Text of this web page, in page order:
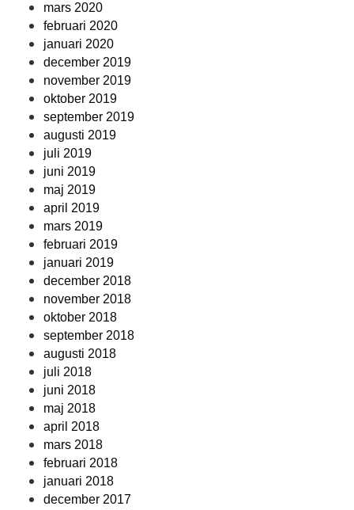
mars 2020
februari 2020
januari 2020
december 2019
november 2019
oktober 2019
september 2019
augusti 2019
juli 2019
juni 2019
maj 2019
april 2019
mars 2019
februari 2019
januari 2019
december 2018
november 2018
oktober 2018
september 2018
augusti 2018
juli 2018
juni 2018
maj 2018
april 2018
mars 2018
februari 2018
januari 2018
december 2017